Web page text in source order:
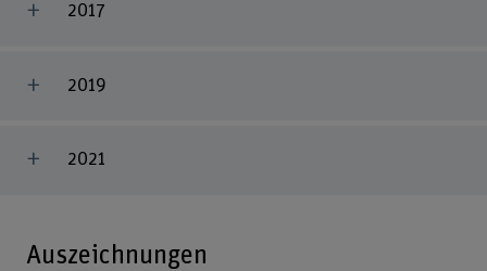
2017
2019
2021
Auszeichnungen